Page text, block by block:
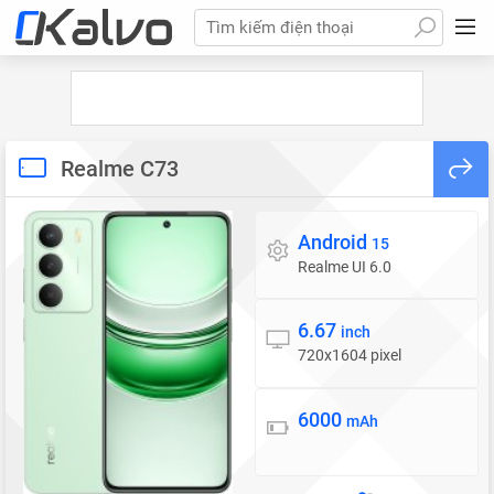
Tìm kiếm điện thoại
Realme C73
Hệ điều hành
Android 15
Realme UI 6.0
Màn hình
6.67 inch
720x1604 pixel
Pin
6000 mAh